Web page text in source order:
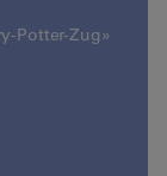
Potter-Zug»